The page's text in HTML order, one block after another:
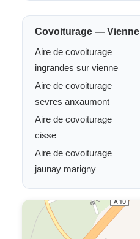
Covoiturage — Vienne
Aire de covoiturage
ingrandes sur vienne
Aire de covoiturage
sevres anxaumont
Aire de covoiturage
cisse
Aire de covoiturage
jaunay marigny